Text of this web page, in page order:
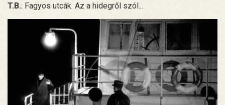
T.B.: Fagyos utcák. Az a hidegről szól...